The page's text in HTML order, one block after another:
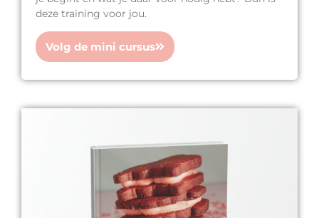
deze training voor jou.
Volg de mini cursus